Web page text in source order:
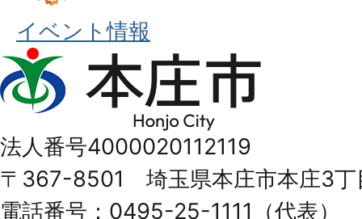
イベント情報
本
庄
Honjo
City
法人番号4000020112119
〒367-8501 埼玉県本庄市本庄3丁
電話番号：0495-25-1111（代表）